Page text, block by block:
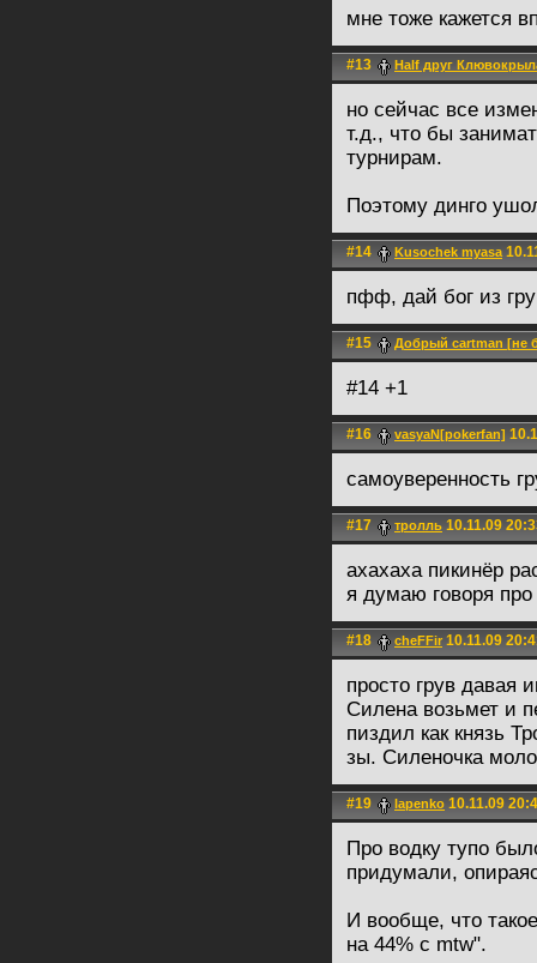
мне тоже кажется
#13 Half друг
но сейчас все
т.д., что бы
турнирам.
Поэтому динго
#14 Kusochek myasa
пфф, дай бог из
#15 Добрый cartman [не
#14 +1
#16 vasyaN[pokerfan]
самоуверенность
#17 тролль 10.11.09
ахахаха пикинёр
я думаю говоря
#18 cheFFir 10.11.09
просто грув давая
Силена возьмет и
пиздил как князь
зы. Силеночка
#19 lapenko 10.11.09
Про водку тупо
придумали,
И вообще, что
на 44% с mtw".